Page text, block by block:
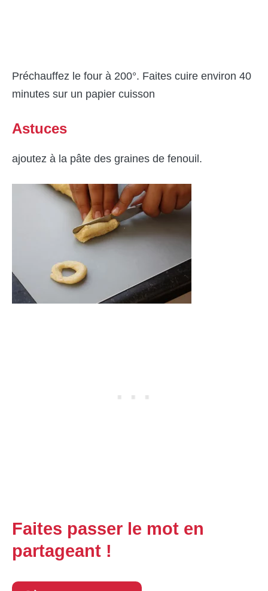
Préchauffez le four à 200°. Faites cuire environ 40
minutes sur un papier cuisson
Astuces
ajoutez à la pâte des graines de fenouil.
Faites passer le mot en
partageant !